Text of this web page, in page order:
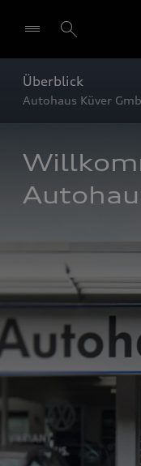
Überblick
Autohaus Küver